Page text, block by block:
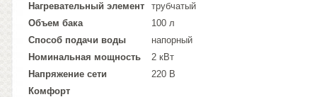
Нагревательный элемент
трубчатый
Объем бака
100 л
Способ подачи воды
напорный
Номинальная мощность
2 кВт
Напряжение сети
220 В
Комфорт